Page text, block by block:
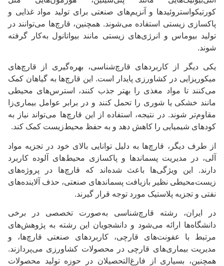
کورتیکواستروئیدها و آنزیم‌های صنعتی برای تولید مواد غذایی و
پاکسازی زیستی استفاده می‌شوند. همچنین، قارچ‌ها می‌توانند در
تولید بیوماس و انرژی‌های زیستی مانند بیواتانول به‌کار گرفته
شوند.
یکی دیگر از کاربردهای قارچ‌شناسی، بهره‌گیری از قارچ‌های
میکوریزایی در کشاورزی پایدار است. این قارچ‌ها به گیاهان کمک
می‌کنند تا مواد مغذی را بهتر جذب کنند، استرس‌های محیطی
مانند خشکی یا شوری را تحمل کنند و در برابر عوامل بیماری‌زا
مقاوم‌تر شوند. در نتیجه، استفاده از این قارچ‌ها می‌تواند نیاز به
کودهای شیمیایی را کاهش دهد و به حفظ محیط‌زیست کمک کند.
از طرف دیگر، قارچ‌ها به دلیل توانایی بالای خود در تجزیه مواد
آلی، در مدیریت پسماندها و پاکسازی محیط‌های آلوده کاربرد
دارند. این ویژگی‌ها باعث شده‌اند که قارچ‌ها در پروژه‌های
زیست‌محیطی نظیر بازیافت پسماندهای صنعتی، حذف آلاینده‌های
نفتی و تجزیه پلاستیک مورد توجه قرار گیرند.
در ایران، رشته قارچ‌شناسی به‌صورت تخصصی در برخی
دانشگاه‌ها ارائه می‌شود و دانشجویان این رشته به پژوهش‌های
مرتبط با عفونت‌های قارچی، کاربردهای صنعتی قارچ‌ها، و
مدیریت بیماری‌های قارچی در محصولات کشاورزی می‌پردازند.
همچنین، بسیاری از فارغ‌التحصیلان در حوزه تولید محصولات